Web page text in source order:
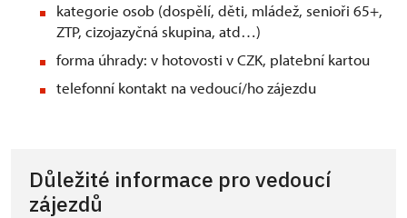
kategorie osob (dospělí, děti, mládež, senioři 65+,
ZTP, cizojazyčná skupina, atd…)
forma úhrady: v hotovosti v CZK, platební kartou
telefonní kontakt na vedoucí/ho zájezdu
Důležité informace pro vedoucí
zájezdů